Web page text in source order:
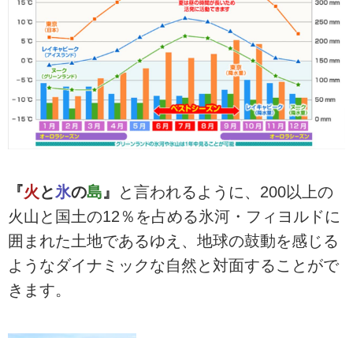
『火 と氷の島』
と言われるように、200以上の
火山と国土の12％を占める氷河・フィヨルドに
囲まれた土地であるゆえ、地球の鼓動を感じる
ようなダイナミックな自然と対面することがで
きます。